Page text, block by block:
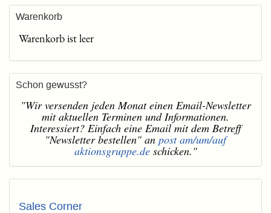
Warenkorb
Warenkorb ist leer
Schon gewusst?
"Wir versenden jeden Monat einen Email-Newsletter
mit aktuellen Terminen und Informationen.
Interessiert? Einfach eine Email mit dem Betreff
"Newsletter bestellen" an post am/um/auf
aktionsgruppe.deschicken."
Sales Corner